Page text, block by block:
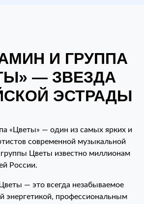
И ГРУППА
— ЗВЕЗДА
ЭСТРАДЫ
«Цветы» — один из самых ярких и
современной музыкальной
Цветы известно миллионам
России.
— это всегда незабываемое
энергетикой, профессиональным